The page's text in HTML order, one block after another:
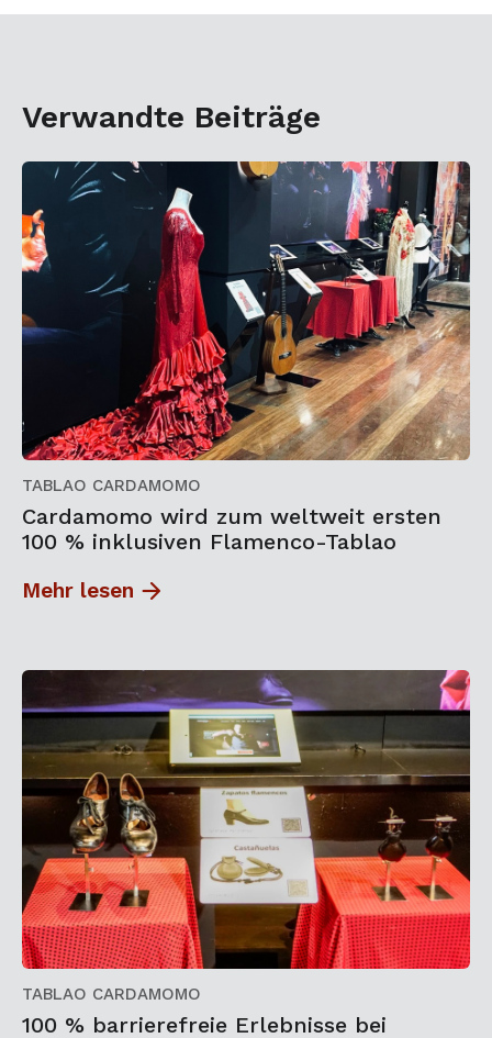
Verwandte Beiträge
TABLAO CARDAMOMO
Cardamomo wird zum weltweit ersten
100 % inklusiven Flamenco-Tablao
Mehr lesen
TABLAO CARDAMOMO
100 % barrierefreie Erlebnisse bei